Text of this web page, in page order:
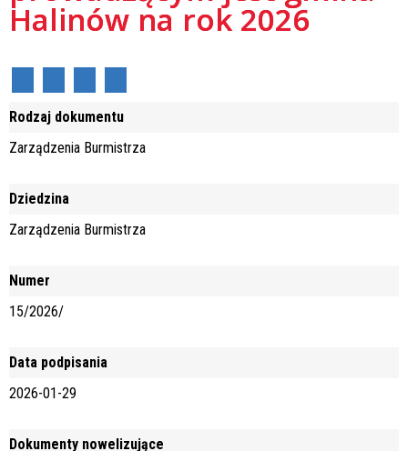
Halinów na rok 2026
Rodzaj dokumentu
Zarządzenia Burmistrza
Dziedzina
Zarządzenia Burmistrza
Numer
15/2026/
Data podpisania
2026-01-29
Dokumenty nowelizujące